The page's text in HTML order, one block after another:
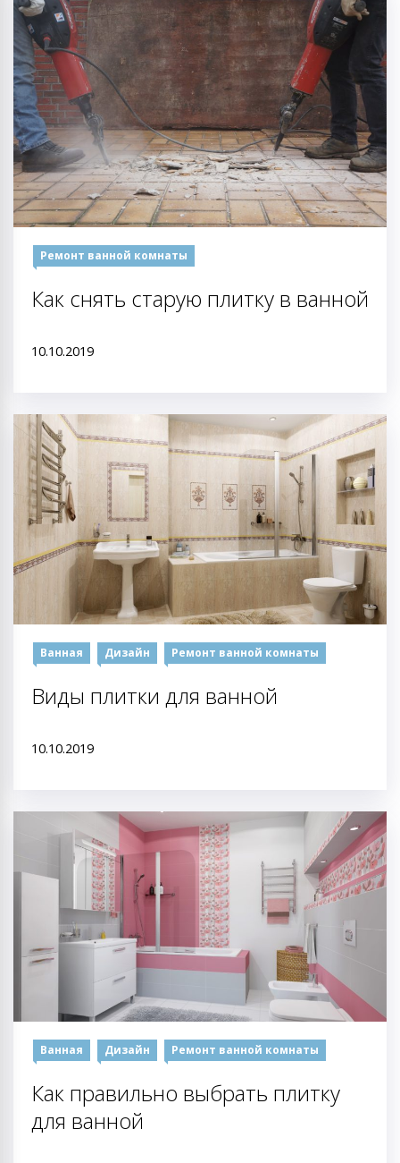
Ремонт ванной комнаты
Как снять старую плитку в ванной
10.10.2019
Ванная Дизайн Ремонт ванной комнаты
Виды плитки для ванной
10.10.2019
Ванная Дизайн Ремонт ванной комнаты
Как правильно выбрать плитку
для ванной